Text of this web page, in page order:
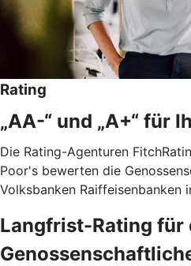
Rating
„AA-“ und „A+“ für
Die Rating-Agenturen
Poor's bewerten die
Volksbanken Raiffeisenbanken
Langfrist-Rating für